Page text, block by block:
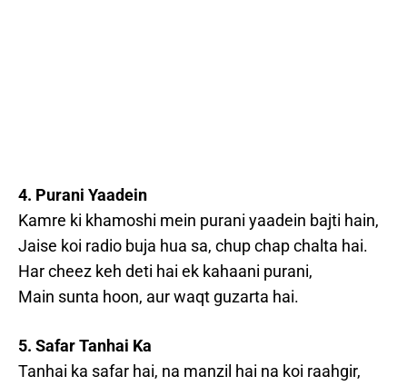
4. Purani Yaadein
Kamre ki khamoshi mein purani yaadein bajti hain,
Jaise koi radio buja hua sa, chup chap chalta hai.
Har cheez keh deti hai ek kahaani purani,
Main sunta hoon, aur waqt guzarta hai.
5. Safar Tanhai Ka
Tanhai ka safar hai, na manzil hai na koi raahgir,